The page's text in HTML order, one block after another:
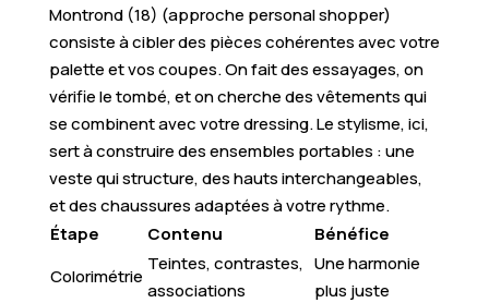
Montrond (18) (approche personal shopper)
consiste à cibler des pièces cohérentes avec votre
palette et vos coupes. On fait des essayages, on
vérifie le tombé, et on cherche des vêtements qui
se combinent avec votre dressing. Le stylisme, ici,
sert à construire des ensembles portables : une
veste qui structure, des hauts interchangeables,
et des chaussures adaptées à votre rythme.
Étape
Contenu
Bénéfice
Colorimétrie
Teintes, contrastes,
associations
Une harmonie
plus juste